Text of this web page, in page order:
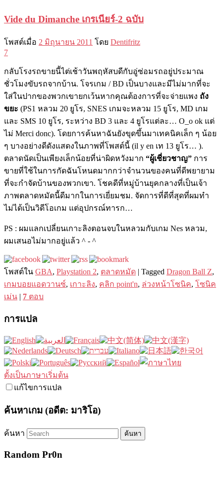
Vide du Dimanche เกรเนียร์-2 ฉบับ
โพสต์เมื่อ 2 มิถุนายน 2011 โดย Dentifritz
7
กลับโรงรถขายนี้ไต่เช้าวันพฤหัสบดีกับอู่ซ่อมรถอยู่ประมาณ
ชั่วโมงขับรถจากบ้าน. โจรเกม / BD เป็นบางและมีไม่มากที่จะ
ใส่ในปากของพวกเขายกเว้นหากคุณต้องการที่จะจ่ายแพง ถัง
ขยะ (PS1 หลวม 20 ยูโร, SNES เกมจะหลวม 15 ยูโร, MD เกม
และ SMS 10 ยูโร, ระหว่าง BD 3 และ 4 ยูโรแต่ละ… O_o ok แต่
ไม่ Merci donc). โดยการค้นหาฉันยังขุดขึ้นมาเทคนิคเล็ก ๆ น้อย
ๆ บางอย่างดีดังแสดงในภาพที่โพสต์นี้ (il y en เท 13 ยูโร… ).
ตลาดนัดเป็นเพียงเล็กน้อยที่น่าผิดหวังมาก “ผู้เชี่ยวชาญ” การ
ขายที่ใช้ในการกัดฉันโหนดมากกว่าจำนวนของคนที่ดีพยายาม
ที่จะกำจัดบ้านของพวกเขา. โชคดีที่หมู่บ้านยุคกลางที่เป็นเจ้า
ภาพตลาดหมัดนี้ดีมากในการเยี่ยมชม. จัดการที่ดีที่สุดที่ผมทำ
ไม่ได้เป็นวิดีโอเกม แต่อุปกรณ์ทารก…
PS : ผมแลกเปลี่ยนเกาะลิงตอนจบในหลวมกับเกม Nes หลวม,
ผมเสนอไม่มากอยู่แล้ว ^ - ^
โพสต์ใน GBA, Playstation 2, ตลาดหมัด | Tagged Dragon Ball Z,
เกมบอยแอดวานซ์, เกาะลิง, คลิก point'n, ล่วงหน้าโซนิค, โซนิค
เม่น | 7 ตอบ
การแปล
ตั้งเป็นภาษาเริ่มต้น
แก้ไขการแปล
ค้นหาเกม (อดีต: มาริโอ)
ค้นหา
Random Pr0n